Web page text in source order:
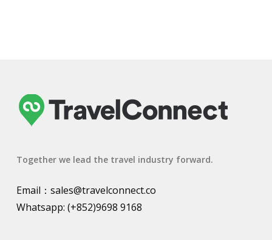
Together we lead the travel industry forward.
Email： sales@travelconnect.co
Whatsapp: (+852)9698 9168